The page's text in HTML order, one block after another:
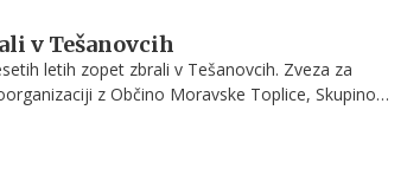
v Tešanovcih
letih zopet zbrali v Tešanovcih. Zveza za
z Občino Moravske Toplice, Skupino